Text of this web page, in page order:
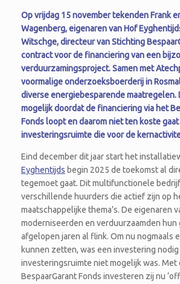
Op vrijdag 15 november tekenden Frank
Wagenberg, eigenaren van Hof
Witschge, directeur van Stichting
contract voor de financiering van een
verduurzamingsproject. Samen met
voormalige onderzoeksboerderij in
diverse energiebesparende maatregelen.
mogelijk doordat de financiering via het
Fonds loopt en daarom niet ten koste
investeringsruimte die voor de
Eind december dit jaar start het
Eyghentijds begin 2025 de toekomst al
tegemoet gaat. Dit multifunctionele
verschillende huurders die actief zijn op
maatschappelijke thema’s. De eigenaren
moderniseerden en verduurzaamden hun
afgelopen jaren al flink. Om nu nogmaals
kunnen zetten, was een investering
investeringsruimte niet mogelijk was. Met
BespaarGarant Fonds investeren zij nu